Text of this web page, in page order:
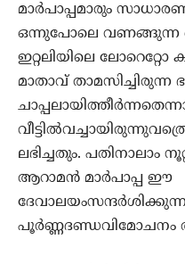
മാര്‍പാപ്പമാരും
ഒന്നുപോലെ വണങ്ങുന്ന
ഇറ്റലിയിലെ
മാതാവ്
ലഭിച്ചതും. പതിനാലാം
ആറാമന്‍ മാര്‍പാപ്പ ഈ
പൂര്‍ണ്ണദണ്ഡവിമോചനം